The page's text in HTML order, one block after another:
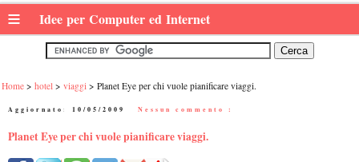
≡ Idee per Computer ed Internet
Home hotel viaggi Planet Eye per chi vuole pianificare viaggi.
Aggiornato: 10/05/2009 Nessun commento :
Planet Eye per chi vuole pianificare viaggi.